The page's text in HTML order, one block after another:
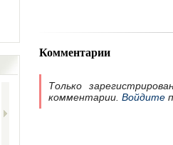
Комментарии
Только
комментарии. Войдите